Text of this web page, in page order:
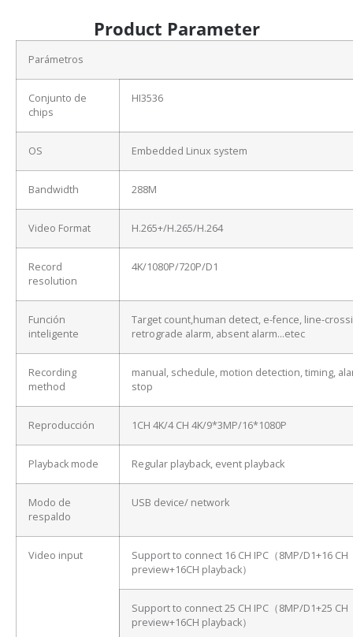
Product Parameter
Parámetros
Conjunto de
chips
HI3536
OS Embedded Linux system
Bandwidth 288M
Video Format H.265+/H.265/H.264
Record
resolution
4K/1080P/720P/D1
Función
inteligente
Target count,human detect, e-fence, line-
retrograde alarm, absent alarm…etec
Recording
method
manual, schedule, motion detection, timing,
stop
Reproducción 1CH 4K/4 CH 4K/9*3MP/16*1080P
Playback mode Regular playback, event playback
Modo de
respaldo
USB device/ network
Video input
Support to connect 16 CH IPC（8MP/D1+16 CH
preview+16CH playback）
Support to connect 25 CH IPC（8MP/D1+25 CH
preview+16CH playback）